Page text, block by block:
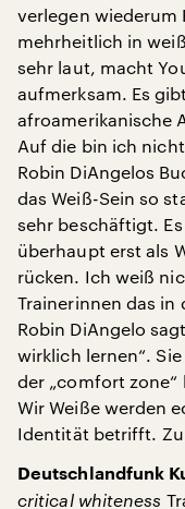
verlegen wiederum
mehrheitlich in
sehr laut, macht
aufmerksam. Es
afroamerikanische
Auf die bin ich
Robin DiAngelos
das Weiß-Sein so
sehr beschäftigt.
überhaupt erst als
rücken. Ich weiß
Trainerinnen das in
Robin DiAngelo
wirklich lernen“.
der „comfort
Wir Weiße werden
Identität betrifft.
Deutschlandfunk
critical whiteness